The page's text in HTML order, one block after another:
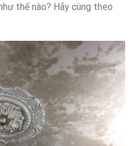
thế nào? Hãy cùng theo